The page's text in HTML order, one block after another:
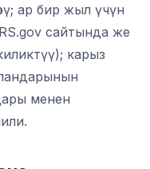
ар бир жыл үчүн
сайтында же
карыз
менен